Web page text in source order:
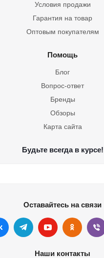
Условия продажи
Гарантия на товар
Оптовым покупателям
Помощь
Блог
Вопрос-ответ
Бренды
Обзоры
Карта сайта
Будьте всегда в курсе!
Оставайтесь на связи
Наши контакты